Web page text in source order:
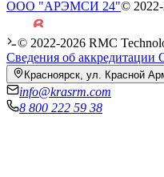
ООО "АРЭМСИ 24"© 2022-
© 2022-2026 RMC
Сведения об
Красноярск, ул. Красной
info@krasrm.com
8 800 222 59 38